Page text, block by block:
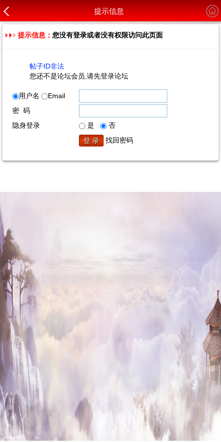
提示信息
提示信息：您没有登录或者没有权限访问此页面
帖子ID非法
您还不是论坛会员,请先登录论坛
用户名
Email
密 码
隐身登录
是
否
找回密码